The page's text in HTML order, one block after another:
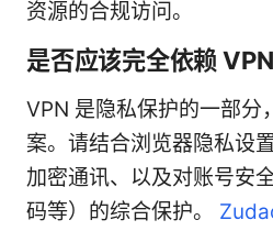
资源的合规访问。
是否应该完全依赖
VPN 是隐私保护的一部分
案。请结合浏览器隐私设
加密通讯、以及对账号安
码等）的综合保护。